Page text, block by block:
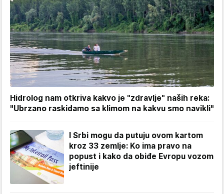
Hidrolog nam otkriva kakvo je "zdravlje" naših reka:
"Ubrzano raskidamo sa klimom na kakvu smo navikli"
I Srbi mogu da putuju ovom kartom
kroz 33 zemlje: Ko ima pravo na
popust i kako da obiđe Evropu vozom
jeftinije